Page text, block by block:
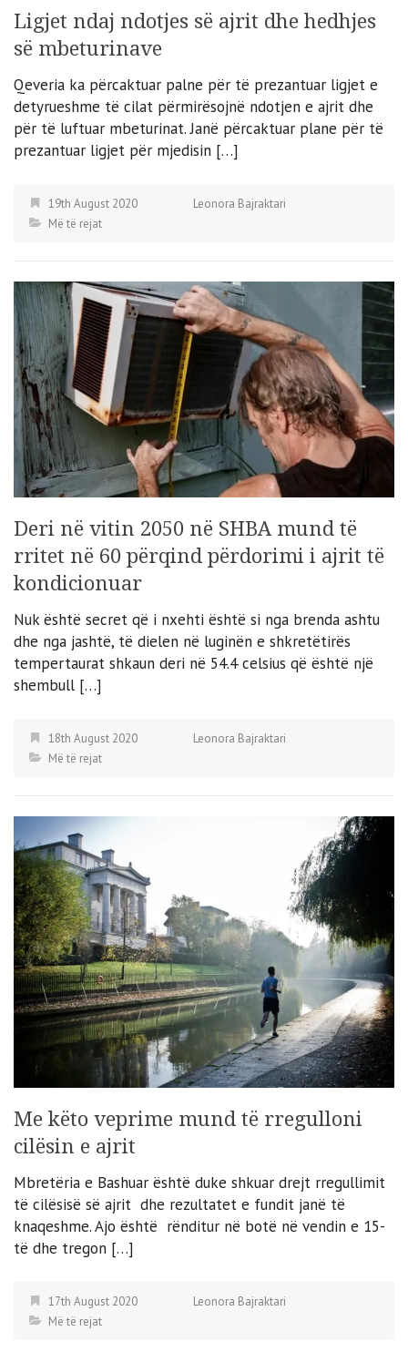
Ligjet ndaj ndotjes së ajrit dhe hedhjes
së mbeturinave
Qeveria ka përcaktuar palne për të prezantuar ligjet e
detyrueshme të cilat përmirësojnë ndotjen e ajrit dhe
për të luftuar mbeturinat. Janë përcaktuar plane për të
prezantuar ligjet për mjedisin […]
19th August 2020
Leonora Bajraktari
Më të rejat
Deri në vitin 2050 në SHBA mund të
rritet në 60 përqind përdorimi i ajrit të
kondicionuar
Nuk është secret që i nxehti është si nga brenda ashtu
dhe nga jashtë, të dielen në luginën e shkretëtirës
tempertaurat shkaun deri në 54.4 celsius që është një
shembull […]
18th August 2020
Leonora Bajraktari
Më të rejat
Me këto veprime mund të rregulloni
cilësin e ajrit
Mbretëria e Bashuar është duke shkuar drejt rregullimit
të cilësisë së ajrit dhe rezultatet e fundit janë të
knaqeshme. Ajo është rënditur në botë në vendin e 15-
të dhe tregon […]
17th August 2020
Leonora Bajraktari
Më të rejat